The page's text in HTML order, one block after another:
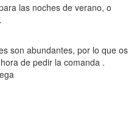
las noches de verano, o
son abundantes, por lo que os
de pedir la comanda .